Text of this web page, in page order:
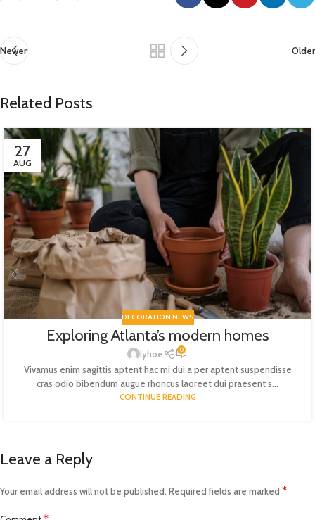
Newer Older
Related Posts
27
AUG
DECORATION NEWS
Exploring Atlanta’s modern homes
lyhoe 0
Vivamus enim sagittis aptent hac mi dui a per aptent suspendisse
cras odio bibendum augue rhoncus laoreet dui praesent s...
CONTINUE READING
Leave a Reply
Your email address will not be published. Required fields are marked *